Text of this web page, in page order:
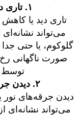
۱. تاری دید یا کاهش ناگهانی بینایی
تاری دید یا کاهش
می‌تواند
گلوکوم، یا حتی
صورت ناگهانی رخ
۲. دیدن جرقه‌های نور یا لکه‌های شناور
دیدن جرقه‌های نور
می‌تواند نشانه‌ای